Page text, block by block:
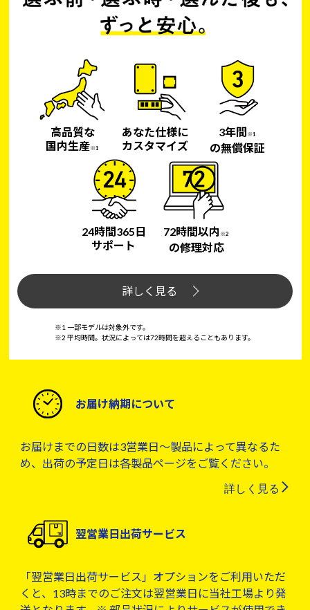
高品質な
国内生産※1
あなた仕様に
カスタマイズ
3年間 ※1
の無償保証
24時間365日
サポート
72時間以内 ※2
の修理対応
詳しく見る
※1 一部モデルは対象外です。
※2 平均時間。状況によっては72時間を超えることもあります。
お届け納期について
お届けまでの日数は3営業日～製品によって異なるた
め、出荷の予定日は各製品ページをご覧ください。
詳しく見る
翌営業日出荷サービス
「翌営業日出荷サービス」オプションをご利用いただ
くと、13時までのご注文は翌営業日に当社工場より発